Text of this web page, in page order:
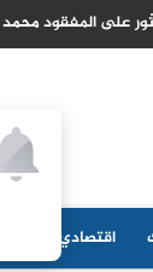
السعودية توضح
اقتصادي